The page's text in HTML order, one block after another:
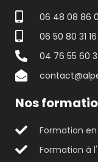
06 48 08 86
06 50 80 31 16
04 76 55 60
Nos
Formation
Formation à